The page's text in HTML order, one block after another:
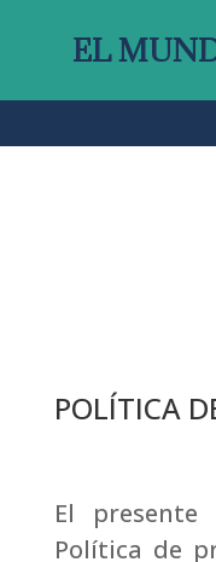
EL
POLÍTICA
El presente
Política de